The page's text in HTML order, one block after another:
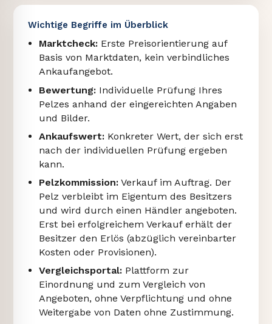
Wichtige Begriffe im Überblick
Marktcheck: Erste Preisorientierung auf
Basis von Marktdaten, kein verbindliches
Ankaufangebot.
Bewertung: Individuelle Prüfung Ihres
Pelzes anhand der eingereichten Angaben
und Bilder.
Ankaufswert: Konkreter Wert, der sich erst
nach der individuellen Prüfung ergeben
kann.
Pelzkommission: Verkauf im Auftrag. Der
Pelz verbleibt im Eigentum des Besitzers
und wird durch einen Händler angeboten.
Erst bei erfolgreichem Verkauf erhält der
Besitzer den Erlös (abzüglich vereinbarter
Kosten oder Provisionen).
Vergleichsportal: Plattform zur
Einordnung und zum Vergleich von
Angeboten, ohne Verpflichtung und ohne
Weitergabe von Daten ohne Zustimmung.